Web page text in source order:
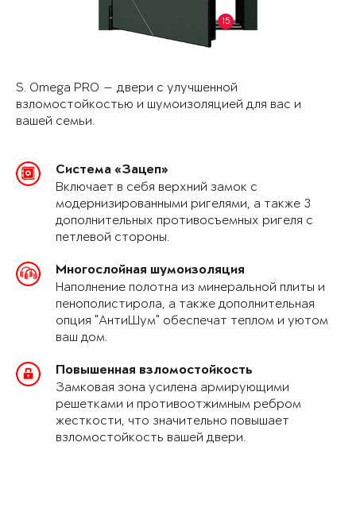
15
S. Omega PRO — двери с улучшенной
взломостойкостью и шумоизоляцией для вас и
вашей семьи.
Система «Зацеп»
Включает в себя верхний замок с
модернизированными ригелями, а также 3
дополнительных противосъемных ригеля с
петлевой стороны.
Многослойная шумоизоляция
Наполнение полотна из минеральной плиты и
пенополистирола, а также дополнительная
опция "АнтиШум" обеспечат теплом и уютом
ваш дом.
Повышенная взломостойкость
Замковая зона усилена армирующими
решетками и противоотжимным ребром
жесткости, что значительно повышает
взломостойкость вашей двери.